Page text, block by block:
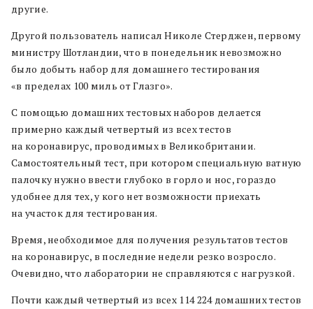
другие.
Другой пользователь написал Николе Стерджен, первому
министру Шотландии, что в понедельник невозможно
было добыть набор для домашнего тестирования
«в пределах 100 миль от Глазго».
С помощью домашних тестовых наборов делается
примерно каждый четвертый из всех тестов
на коронавирус, проводимых в Великобритании.
Самостоятельный тест, при котором специальную ватную
палочку нужно ввести глубоко в горло и нос, гораздо
удобнее для тех, у кого нет возможности приехать
на участок для тестирования.
Время, необходимое для получения результатов тестов
на коронавирус, в последние недели резко возросло.
Очевидно, что лаборатории не справляются с нагрузкой.
Почти каждый четвертый из всех 114 224 домашних тестов